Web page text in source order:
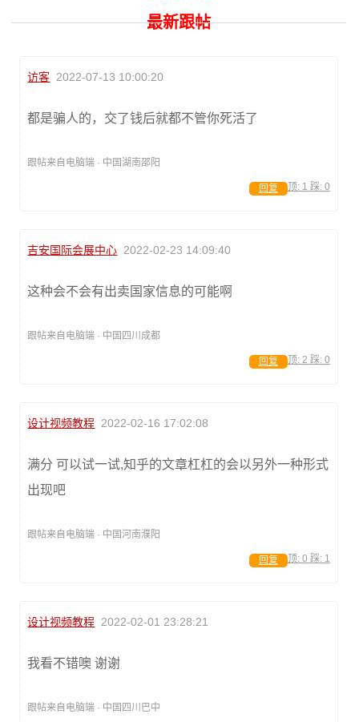
最新跟帖
访客 2022-07-13 10:00:20
都是骗人的，交了钱后就都不管你死活了
跟帖来自电脑端 · 中国湖南邵阳
顶: 1 踩: 0
回复
吉安国际会展中心 2022-02-23 14:09:40
这种会不会有出卖国家信息的可能啊
跟帖来自电脑端 · 中国四川成都
顶: 2 踩: 0
回复
设计视频教程 2022-02-16 17:02:08
满分 可以试一试,知乎的文章杠杠的会以另外一种形式
出现吧
跟帖来自电脑端 · 中国河南濮阳
顶: 0 踩: 1
回复
设计视频教程 2022-02-01 23:28:21
我看不错噢 谢谢
跟帖来自电脑端 · 中国四川巴中